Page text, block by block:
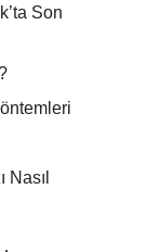
Son
Nasıl